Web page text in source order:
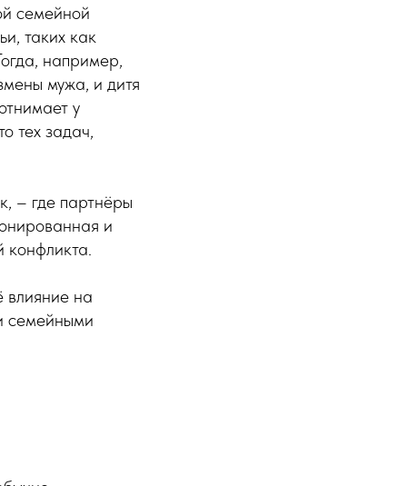
семейной
таких как
например,
мужа, и дитя
у
тех задач,
– где партнёры
и
конфликта.
влияние на
семейными